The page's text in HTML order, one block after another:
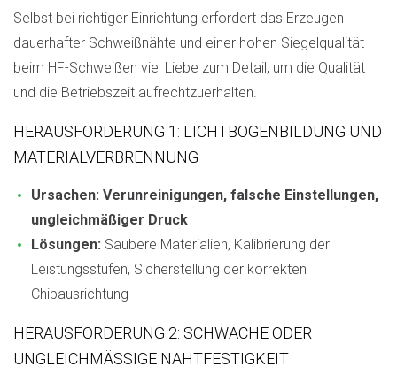
Selbst bei richtiger Einrichtung erfordert das Erzeugen
dauerhafter Schweißnähte und einer hohen Siegelqualität
beim HF-Schweißen viel Liebe zum Detail, um die Qualität
und die Betriebszeit aufrechtzuerhalten.
HERAUSFORDERUNG 1: LICHTBOGENBILDUNG UND
MATERIALVERBRENNUNG
Ursachen: Verunreinigungen, falsche Einstellungen,
ungleichmäßiger Druck
Lösungen: Saubere Materialien, Kalibrierung der
Leistungsstufen, Sicherstellung der korrekten
Chipausrichtung
HERAUSFORDERUNG 2: SCHWACHE ODER
UNGLEICHMÄSSIGE NAHTFESTIGKEIT